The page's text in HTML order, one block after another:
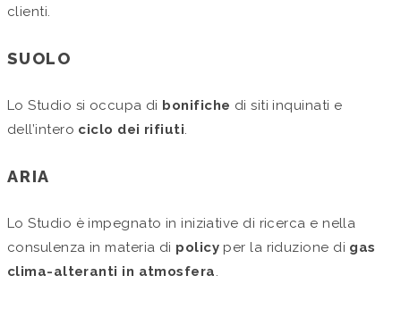
clienti.
SUOLO
Lo Studio si occupa di bonifiche di siti inquinati e
dell’intero ciclo dei rifiuti.
ARIA
Lo Studio è impegnato in iniziative di ricerca e nella
consulenza in materia di policyper la riduzione di gas
clima-alteranti in atmosfera.